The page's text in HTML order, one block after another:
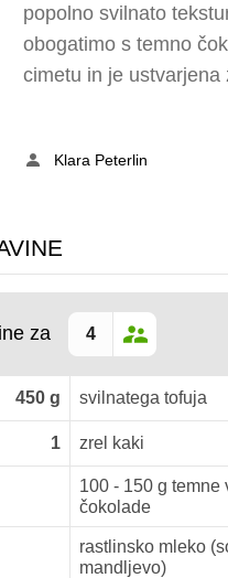
popolno svilnato
obogatimo s temno
cimetu in je
Klara Peterlin
za
450 g svilnatega tofuja
1 zrel kaki
100 - 150 g temne
čokolade
rastlinsko mleko
mandljevo)